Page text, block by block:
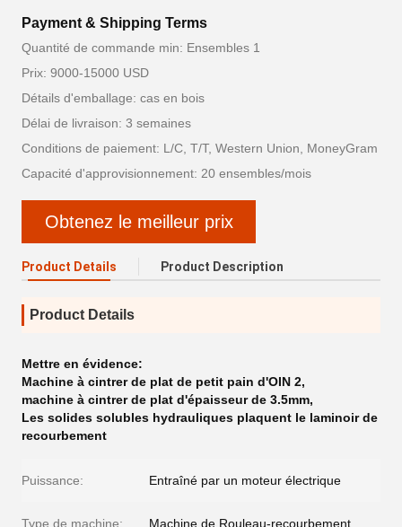
Payment & Shipping Terms
Quantité de commande min: Ensembles 1
Prix: 9000-15000 USD
Détails d'emballage: cas en bois
Délai de livraison: 3 semaines
Conditions de paiement: L/C, T/T, Western Union, MoneyGram
Capacité d'approvisionnement: 20 ensembles/mois
Obtenez le meilleur prix
Product Details Product Description
Product Details
Mettre en évidence:
Machine à cintrer de plat de petit pain d'OIN 2,
machine à cintrer de plat d'épaisseur de 3.5mm,
Les solides solubles hydrauliques plaquent le laminoir de
recourbement
Puissance: Entraîné par un moteur électrique
Type de machine: Machine de Rouleau-recourbement